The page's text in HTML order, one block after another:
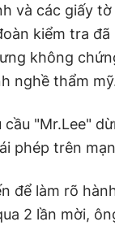
và các giấy
kiểm tra
không
nghề thẩm
"Mr.Lee"
phép trên
để làm rõ
2 lần mời,